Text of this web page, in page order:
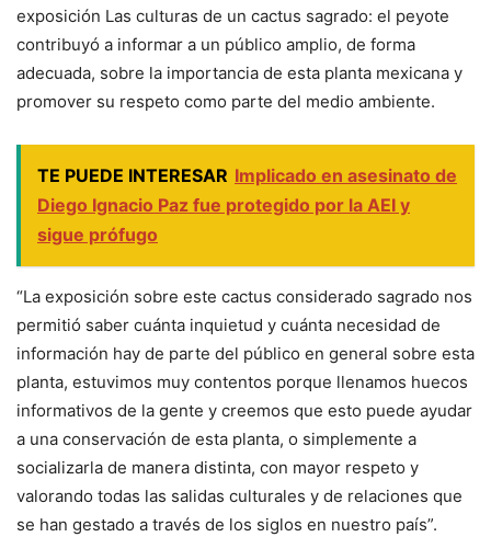
exposición Las culturas de un cactus sagrado: el peyote
contribuyó a informar a un público amplio, de forma
adecuada, sobre la importancia de esta planta mexicana y
promover su respeto como parte del medio ambiente.
TE PUEDE INTERESAR Implicado en asesinato de
Diego Ignacio Paz fue protegido por la AEI y
sigue prófugo
“La exposición sobre este cactus considerado sagrado nos
permitió saber cuánta inquietud y cuánta necesidad de
información hay de parte del público en general sobre esta
planta, estuvimos muy contentos porque llenamos huecos
informativos de la gente y creemos que esto puede ayudar
a una conservación de esta planta, o simplemente a
socializarla de manera distinta, con mayor respeto y
valorando todas las salidas culturales y de relaciones que
se han gestado a través de los siglos en nuestro país”.